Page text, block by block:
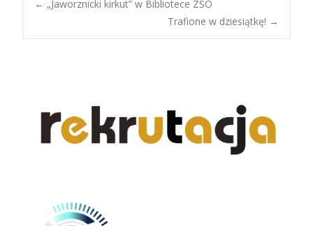
Post
← „Jaworznicki kirkut” w Bibliotece ZSO
Trafione w dziesiątkę! →